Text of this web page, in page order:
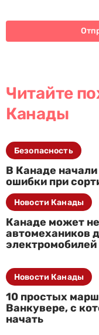
Читайте
Канады
В Канаде
ошибки при
Безопасность
Канаде может
автомехаников
электромобилей
Новости Канады
10 простых
Ванкувере, с
начать
Новости Канады